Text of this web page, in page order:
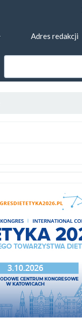
Adres redakcji